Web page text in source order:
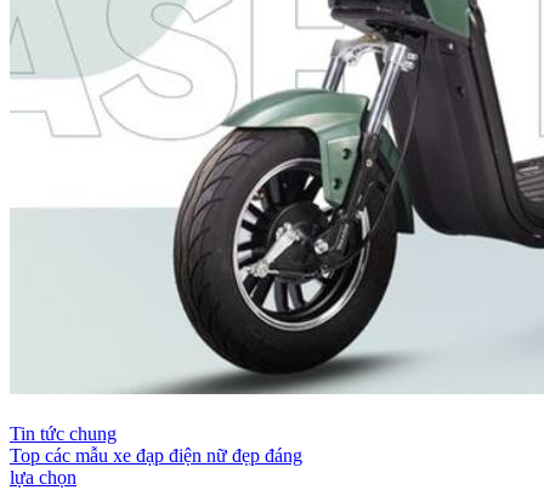
Tin tức chung
Top các mẫu xe đạp điện nữ đẹp đáng
lựa chọn